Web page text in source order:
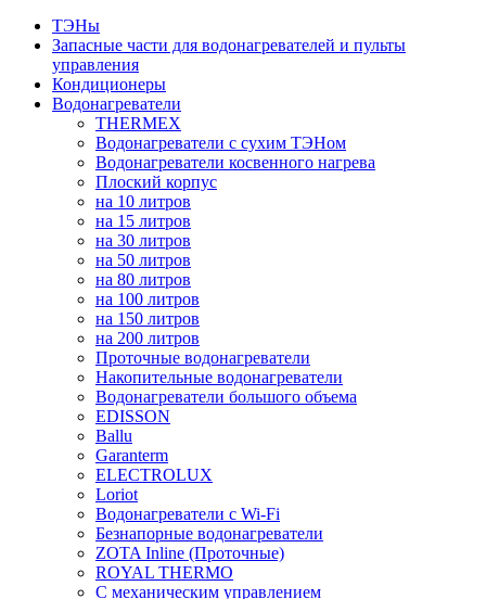
ТЭНы
Запасные части для водонагревателей и пульты
управления
Кондиционеры
Водонагреватели
THERMEX
Водонагреватели с сухим ТЭНом
Водонагреватели косвенного нагрева
Плоский корпус
на 10 литров
на 15 литров
на 30 литров
на 50 литров
на 80 литров
на 100 литров
на 150 литров
на 200 литров
Проточные водонагреватели
Накопительные водонагреватели
Водонагреватели большого объема
EDISSON
Ballu
Garanterm
ELECTROLUX
Loriot
Водонагреватели с Wi-Fi
Безнапорные водонагреватели
ZOTA Inline (Проточные)
ROYAL THERMO
С механическим управлением